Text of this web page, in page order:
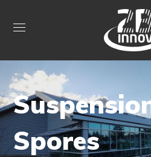
Spores